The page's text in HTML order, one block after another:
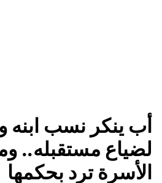
أب ينكر نسب ابنه
لضياع مستقبله..
الأسرة ترد بحكمها